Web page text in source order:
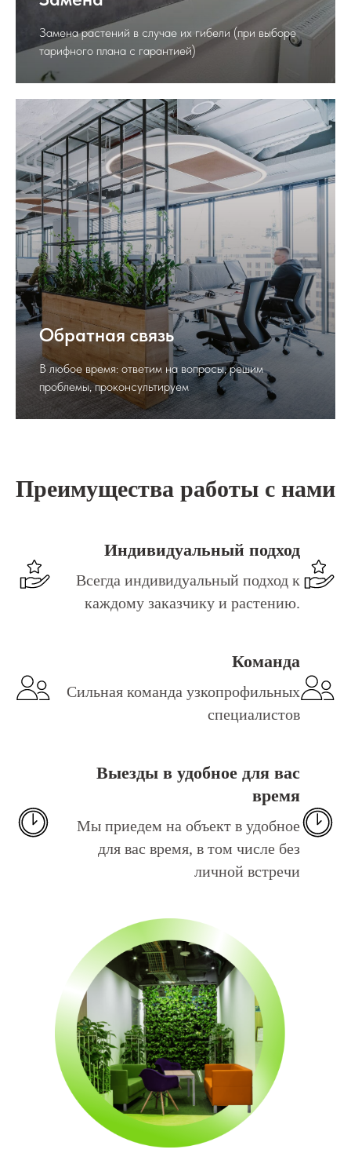
Замена растений в случае их гибели (при выборе
тарифного плана с гарантией)
Обратная связь
В любое время: ответим на вопросы, решим
проблемы, проконсультируем
Преимущества работы с нами
Индивидуальный подход
Всегда индивидуальный подход к
каждому заказчику и растению.
Команда
Сильная команда узкопрофильных
специалистов
Выезды в удобное для вас
время
Мы приедем на объект в удобное
для вас время, в том числе без
личной встречи